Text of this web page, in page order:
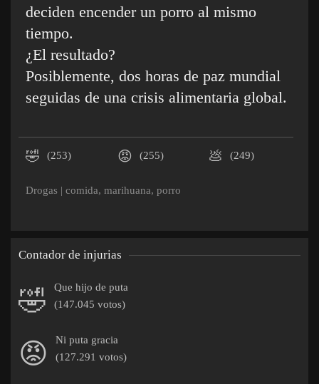
deciden encender un porro al mismo
tiempo.
¿El resultado?
Posiblemente, dos horas de paz mundial
seguidas de una crisis alimentaria global.
🤣 (253) 😡 (255) 💩 (249)
Drogas | comida, marihuana, porro
Contador de injurias
🤣
Que hijo de puta
(147.045 votos)
😡
Ni puta gracia
(127.291 votos)